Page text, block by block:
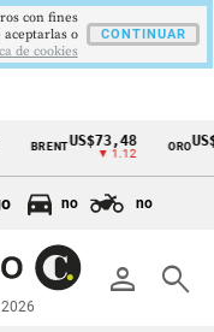
BRENTUS$73,48
▼ 1.12
ORO
no no
person search
con fines
aceptarlas o
de cookies
CONTINUAR